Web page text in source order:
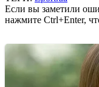
Если вы заметили
нажмите Ctrl+Enter,